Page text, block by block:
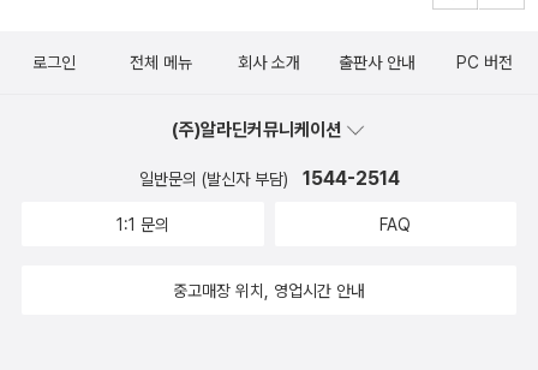
로그인 전체 메뉴 회사 소개 출판사 안내 PC 버전
(주)알라딘커뮤니케이션
일반문의 (발신자 부담) 1544-2514
1:1 문의 FAQ
중고매장 위치, 영업시간 안내